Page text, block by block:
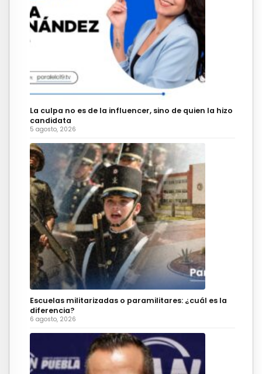
La culpa no es de la influencer, sino de quien la hizo
candidata
5 agosto, 2026
Escuelas militarizadas o paramilitares: ¿cuál es la
diferencia?
6 agosto, 2026